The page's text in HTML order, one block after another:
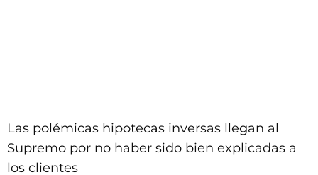
Las polémicas hipotecas inversas llegan al
Supremo por no haber sido bien explicadas a
los clientes